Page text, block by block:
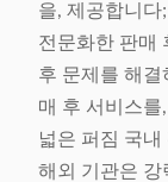
을, 제공합니다;
전문화한 판매
후 문제를 해
매 후 서비스를
넓은 퍼짐 국
해외 기관은 강